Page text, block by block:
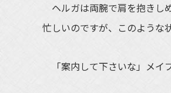
ヘルガは両腕で肩を抱きし
忙しいのですが、このような
「案内して下さいな」メイ